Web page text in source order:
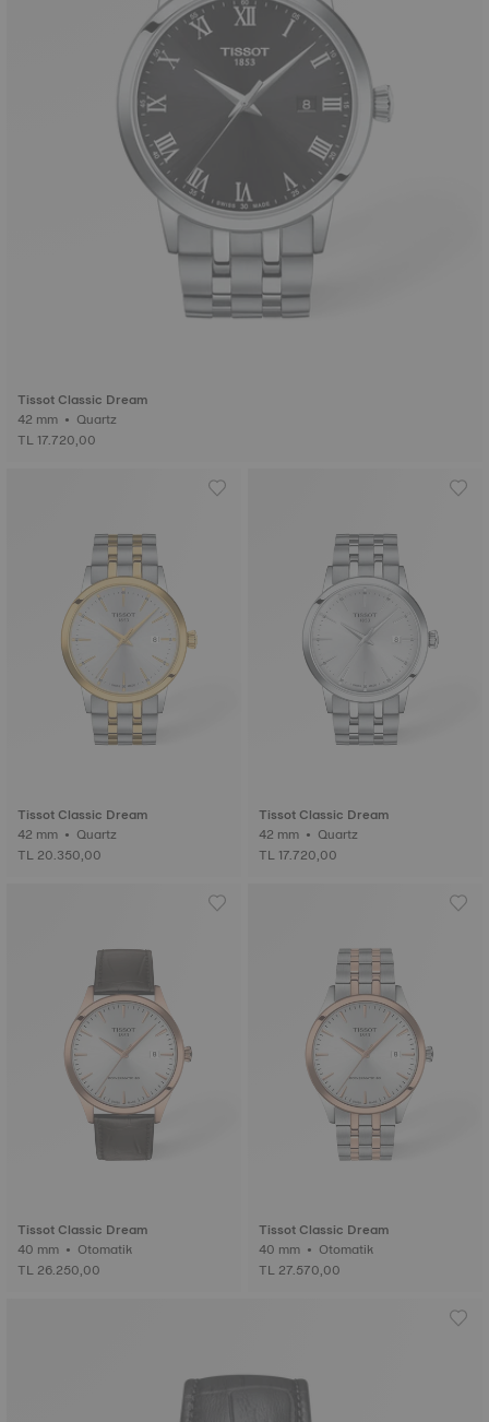
Tissot Classic Dream
42 mm • Quartz
TL 17.720,00
Tissot Classic Dream
42 mm • Quartz
TL 20.350,00
Tissot Classic Dream
42 mm • Quartz
TL 17.720,00
Tissot Classic Dream
40 mm • Otomatik
TL 26.250,00
Tissot Classic Dream
40 mm • Otomatik
TL 27.570,00